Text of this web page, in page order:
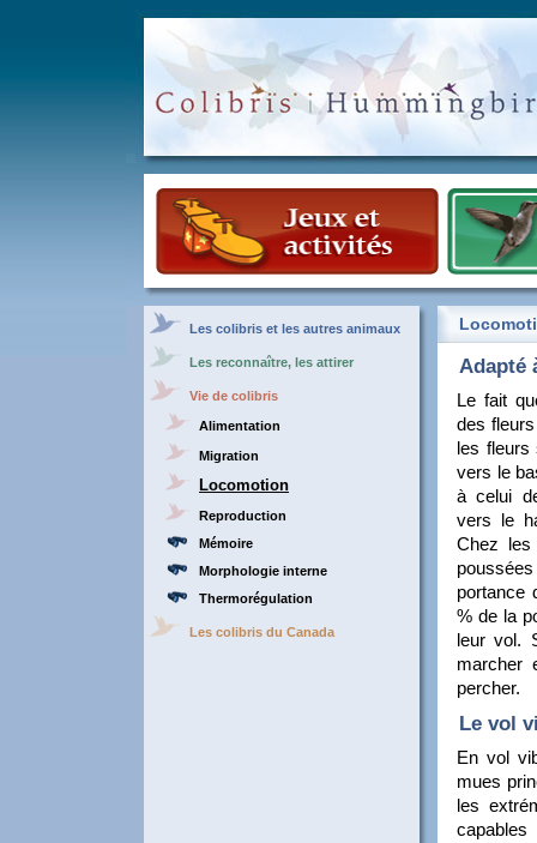
Les colibris et les autres animaux
Les reconnaître, les attirer
Vie de colibris
Alimentation
Migration
Locomotion
Reproduction
Mémoire
Morphologie interne
Thermorégulation
Les colibris du Canada
Adapté
Le fait
des
les fleurs
vers le
à celui
vers le
Chez les
portance
% de la
leur vol.
marcher
percher.
Le vol
En vol
mues
les